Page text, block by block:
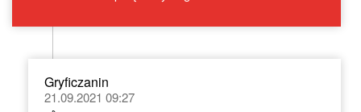
Gryficzanin
21.09.2021 09:27